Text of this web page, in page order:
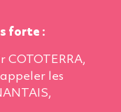
forte :
COTOTERRA,
les